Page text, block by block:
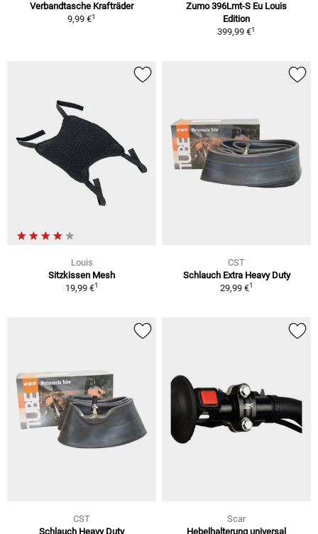
Verbandtasche Krafträder
9,99 €1
Zumo 396Lmt-S Eu Louis
Edition
399,99 €1
Louis
Sitzkissen Mesh
19,99 €1
CST
Schlauch Extra Heavy Duty
29,99 €1
CST
Schlauch Heavy Duty
Scar
Hebelhalterung universal